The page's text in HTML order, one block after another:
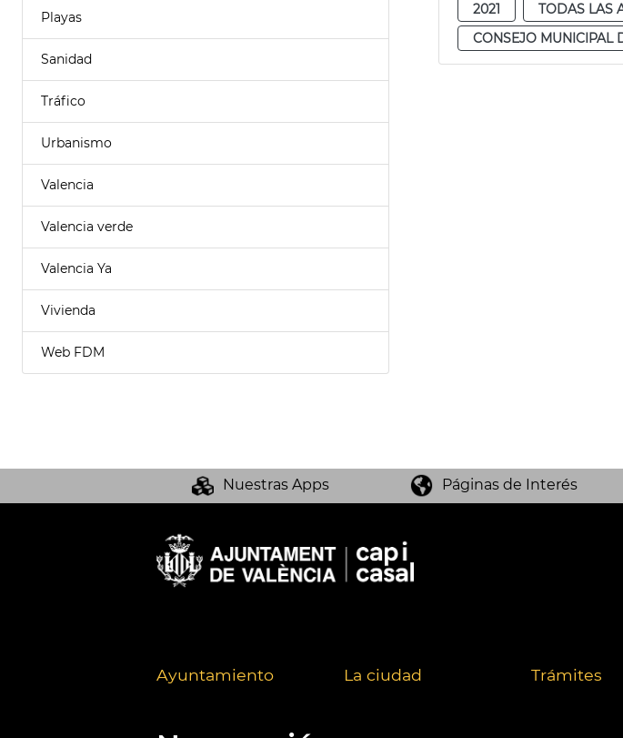
Playas
Sanidad
Tráfico
Urbanismo
Valencia
Valencia verde
Valencia Ya
Vivienda
Web FDM
2021 TODAS LAS
CONSEJO MUNICIPAL
Nuestras Apps Páginas de Interés
Ayuntamiento La ciudad Trámites